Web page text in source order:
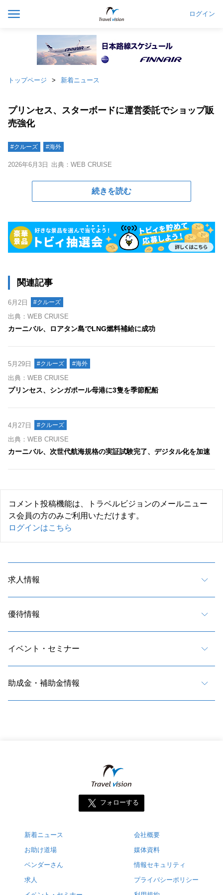
ログイン
トップページ 新着ニュース
プリンセス、スターボードに運営委託でショップ販
売強化
#クルーズ #海外
2026年6月3日 出典：WEB CRUISE
続きを読む
関連記事
6月2日 #クルーズ
出典：WEB CRUISE
カーニバル、ロアタン島でLNG燃料補給に成功
5月29日 #クルーズ #海外
出典：WEB CRUISE
プリンセス、シンガポール母港に3隻を季節配船
4月27日 #クルーズ
出典：WEB CRUISE
カーニバル、次世代航海規格の実証試験完了、デジタル化を加速
コメント投稿機能は、トラベルビジョンのメールニュー
ス会員の方のみご利用いただけます。
ログインはこちら
求人情報
優待情報
イベント・セミナー
助成金・補助金情報
フォローする
新着ニュース
お助け道場
ベンダーさん
求人
会社概要
媒体資料
情報セキュリティ
プライバシーポリシー